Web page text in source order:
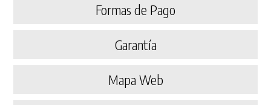
Formas de Pago
Garantía
Mapa Web